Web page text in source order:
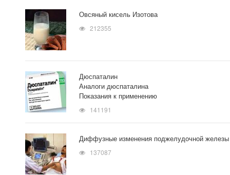
Овсяный кисель Изотова
212355
Дюспаталин
Аналоги дюспаталина
Показания к применению
141191
Диффузные изменения поджелудочной железы
137087